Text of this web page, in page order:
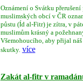
Oznámení o Svátku
muslimských obcí v ČR
půstu (Íd al-Fitr) je zítra, v
muslimům krásný a
Všemohoucího, aby přijal
skutky. více
Zakát al-fitr v